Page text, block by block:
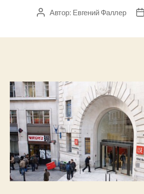
АвторАвтор: Евгений Фаллер